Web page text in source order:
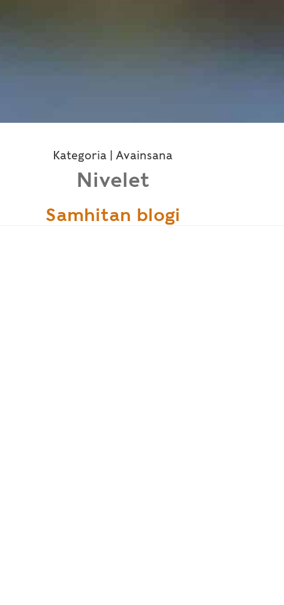
Kategoria | Avainsana
Nivelet
Samhitan blogi